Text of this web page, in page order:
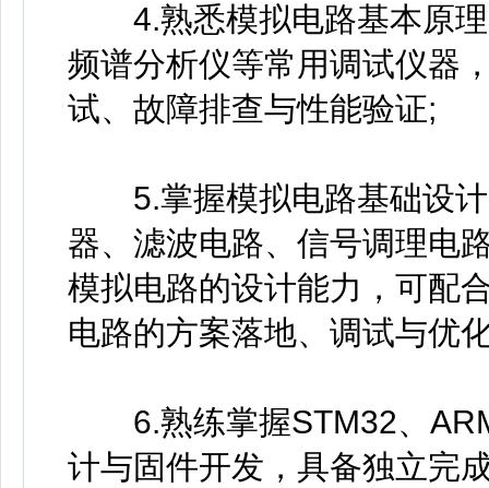
4.熟悉模拟电路基本原理
频谱分析仪等常用调试仪器
试、故障排查与性能验证;
5.掌握模拟电路基础设计
器、滤波电路、信号调理电
模拟电路的设计能力，可配
电路的方案落地、调试与优
6.熟练掌握STM32、
计与固件开发，具备独立完